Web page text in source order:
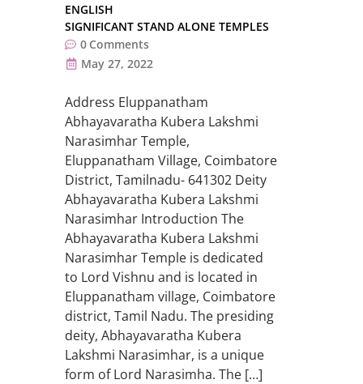
ENGLISH
SIGNIFICANT STAND ALONE TEMPLES
0 Comments
May 27, 2022
Address Eluppanatham
Abhayavaratha Kubera Lakshmi
Narasimhar Temple,
Eluppanatham Village, Coimbatore
District, Tamilnadu- 641302 Deity
Abhayavaratha Kubera Lakshmi
Narasimhar Introduction The
Abhayavaratha Kubera Lakshmi
Narasimhar Temple is dedicated
to Lord Vishnu and is located in
Eluppanatham village, Coimbatore
district, Tamil Nadu. The presiding
deity, Abhayavaratha Kubera
Lakshmi Narasimhar, is a unique
form of Lord Narasimha. The […]